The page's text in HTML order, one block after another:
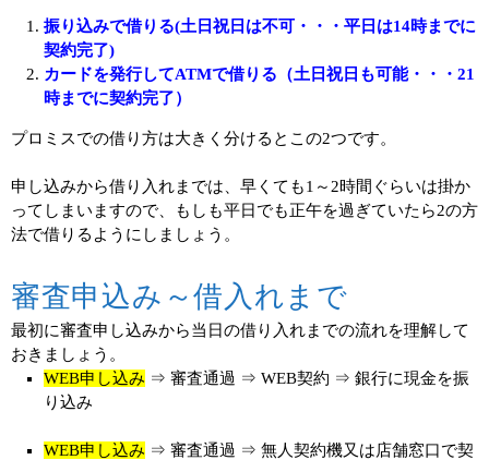
振り込みで借りる(土日祝日は不可・・・平日は14時までに
契約完了)
カードを発行してATMで借りる（土日祝日も可能・・・21
時までに契約完了）
プロミスでの借り方は大きく分けるとこの2つです。
申し込みから借り入れまでは、早くても1～2時間ぐらいは掛か
ってしまいますので、もしも平日でも正午を過ぎていたら2の方
法で借りるようにしましょう。
審査申込み～借入れまで
最初に審査申し込みから当日の借り入れまでの流れを理解して
おきましょう。
WEB申し込み ⇒ 審査通過 ⇒ WEB契約 ⇒ 銀行に現金を振
り込み
WEB申し込み ⇒ 審査通過 ⇒ 無人契約機又は店舗窓口で契